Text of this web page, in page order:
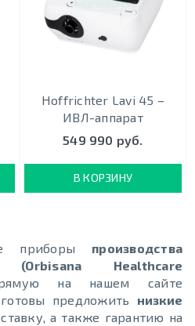
Hoffrichter Lavi 45 –
ИВЛ-аппарат
549 990 руб.
В КОРЗИНУ
приборы производства
Healthcare
на нашем сайте
предложить низкие
а также гарантию на